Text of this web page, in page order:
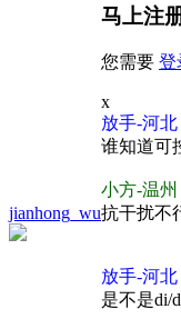
jianhong_wu
马上注
您需要 登
x
放手-河北
谁知道可
小方-温州
抗干扰不
放手-河北
是不是di/